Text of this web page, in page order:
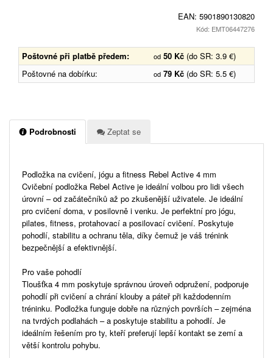
EAN: 5901890130820
Kód: EMT06447276
Poštovné při platbě předem: od 50 Kč (do SR: 3.9 €)
Poštovné na dobírku:
od 79 Kč (do SR: 5.5 €)
Podrobnosti Zeptat se
Podložka na cvičení, jógu a fitness Rebel Active 4 mm
Cvičební podložka Rebel Active je ideální volbou pro lidi všech
úrovní – od začátečníků až po zkušenější uživatele. Je ideální
pro cvičení doma, v posilovně i venku. Je perfektní pro jógu,
pilates, fitness, protahovací a posilovací cvičení. Poskytuje
pohodlí, stabilitu a ochranu těla, díky čemuž je váš trénink
bezpečnější a efektivnější.
Pro vaše pohodlí
Tloušťka 4 mm poskytuje správnou úroveň odpružení, podporuje
pohodlí při cvičení a chrání klouby a páteř při každodenním
tréninku. Podložka funguje dobře na různých površích – zejména
na tvrdých podlahách – a poskytuje stabilitu a pohodlí. Je
ideálním řešením pro ty, kteří preferují lepší kontakt se zemí a
větší kontrolu pohybu.